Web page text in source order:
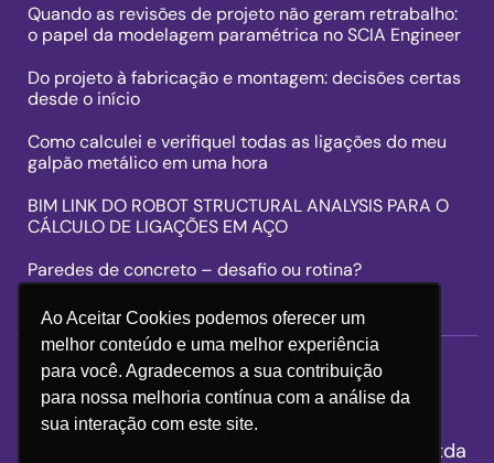
Ao Aceitar Cookies podemos oferecer um
melhor conteúdo e uma melhor experiência
para você. Agradecemos a sua contribuição
para nossa melhoria contínua com a análise da
sua interação com este site.
Quando as revisões de projeto não geram retrabalho:
o papel da modelagem paramétrica no SCIA Engineer
Do projeto à fabricação e montagem: decisões certas
desde o início
Como calculei e verifiqueI todas as ligações do meu
galpão metálico em uma hora
BIM LINK DO ROBOT STRUCTURAL ANALYSIS PARA O
CÁLCULO DE LIGAÇÕES EM AÇO
Paredes de concreto – desafio ou rotina?
BIM WORKS Consultoria e Serviços Ltda